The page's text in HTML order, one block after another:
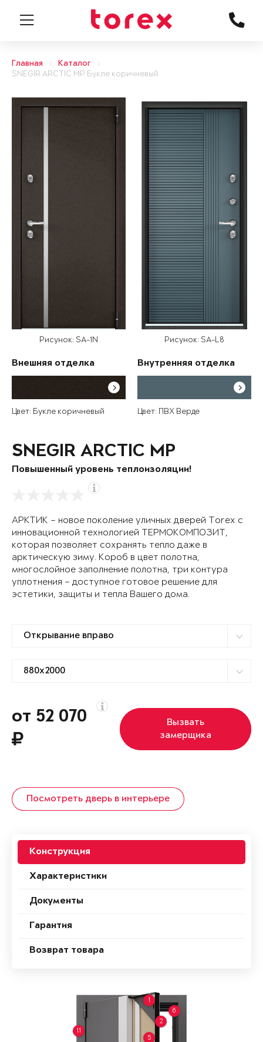
Главная
Каталог
SNEGIR ARCTIC MP Букле коричневый
Рисунок: SA-1N
Внешняя отделка
Цвет: Букле коричневый
Рисунок: SA-L8
Внутренняя отделка
Цвет: ПВХ Верде
SNEGIR ARCTIC MP
Повышенный уровень теплоизоляции!
АРКТИК – новое поколение уличных дверей Torex с
инновационной технологией ТЕРМОКОМПОЗИТ,
которая позволяет сохранять тепло даже в
арктическую зиму. Короб в цвет полотна,
многослойное заполнение полотна, три контура
уплотнения – доступное готовое решение для
эстетики, защиты и тепла Вашего дома.
от 52 070
Вызвать
замерщика
Посмотреть дверь в интерьере
Конструкция
Характеристики
Документы
Гарантия
Возврат товара
1
2
5
6
11